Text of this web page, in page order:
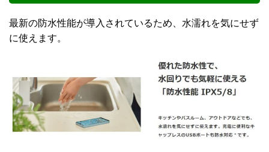
最新の防水性能が導入されているため、水濡れを気にせず
に使えます。